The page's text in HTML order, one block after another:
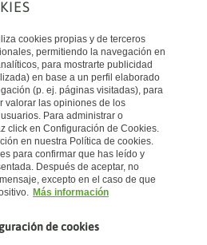
cookies propias y de terceros
permitiendo la navegación en
para mostrarte publicidad
en base a un perfil elaborado
(p. ej. páginas visitadas), para
valorar las opiniones de los
Para administrar o
click en Configuración de Cookies.
en nuestra Política de cookies.
para confirmar que has leído y
Después de aceptar, no
excepto en el caso de que
Más información
de cookies